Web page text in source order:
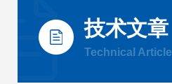
技术文章
Technical Article